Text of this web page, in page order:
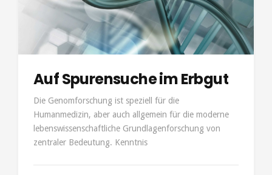
Auf Spurensuche im Erbgut
Die Genomforschung ist speziell für die
Humanmedizin, aber auch allgemein für die moderne
lebenswissenschaftliche Grundlagenforschung von
zentraler Bedeutung. Kenntnis